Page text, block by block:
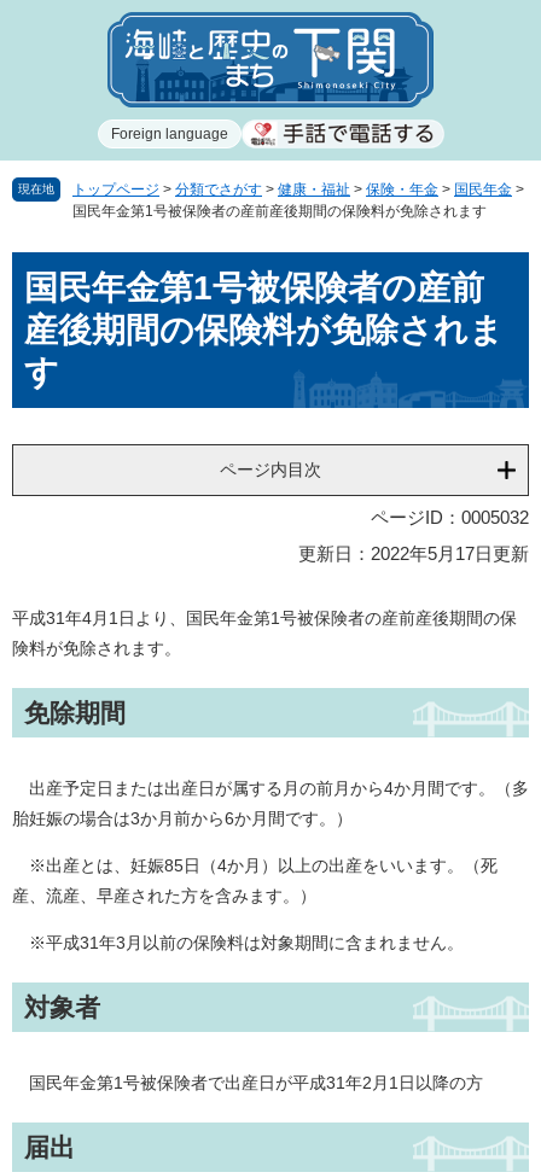
で
ば
Foreign language
現在地 トップページ > 分類でさがす > 健康・福祉 > 保険・年金 > 国民年金 >
国民年金第1号被保険者の産前産後期間の保険料が免除されます
国民年金第1号被保険者の産前
産後期間の保険料が免除されま
す
ページ内目次
ページID：0005032
更新日：2022年5月17日更新
平成31年4月1日より、国民年金第1号被保険者の産前産後期間の保
険料が免除されます。
免除期間
出産予定日または出産日が属する月の前月から4か月間です。（多
胎妊娠の場合は3か月前から6か月間です。）
※出産とは、妊娠85日（4か月）以上の出産をいいます。（死
産、流産、早産された方を含みます。）
※平成31年3月以前の保険料は対象期間に含まれません。
対象者
国民年金第1号被保険者で出産日が平成31年2月1日以降の方
届出